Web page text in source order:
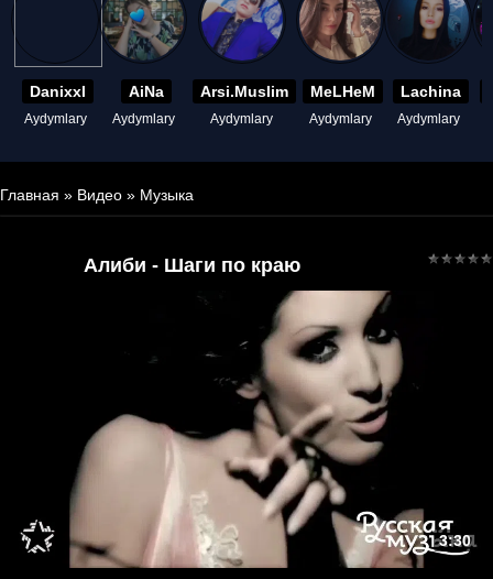
Danixxl
Aydymlary
AiNa
Aydymlary
Arsi.Muslim
Aydymlary
MeLHeM
Aydymlary
Lachina
Aydymlary
Главная » Видео » Музыка
Алиби - Шаги по краю
3:30